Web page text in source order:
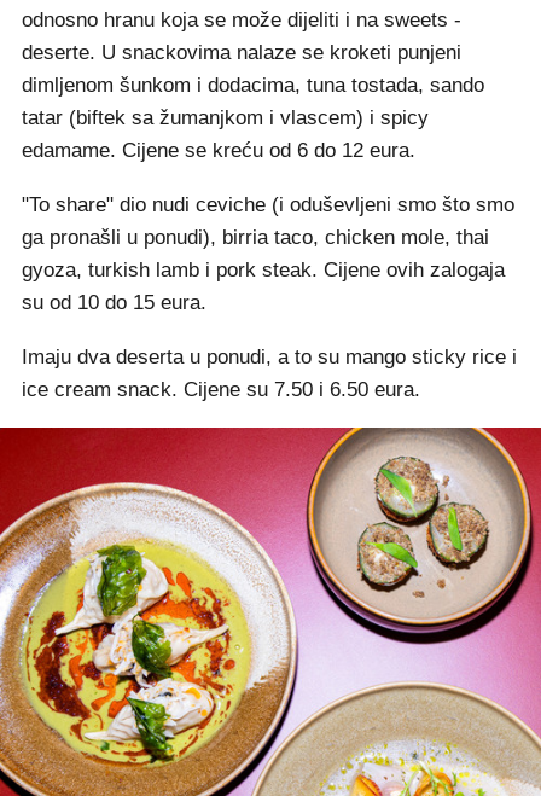
odnosno hranu koja se može dijeliti i na sweets -
deserte. U snackovima nalaze se kroketi punjeni
dimljenom šunkom i dodacima, tuna tostada, sando
tatar (biftek sa žumanjkom i vlascem) i spicy
edamame. Cijene se kreću od 6 do 12 eura.
"To share" dio nudi ceviche (i oduševljeni smo što smo
ga pronašli u ponudi), birria taco, chicken mole, thai
gyoza, turkish lamb i pork steak. Cijene ovih zalogaja
su od 10 do 15 eura.
Imaju dva deserta u ponudi, a to su mango sticky rice i
ice cream snack. Cijene su 7.50 i 6.50 eura.